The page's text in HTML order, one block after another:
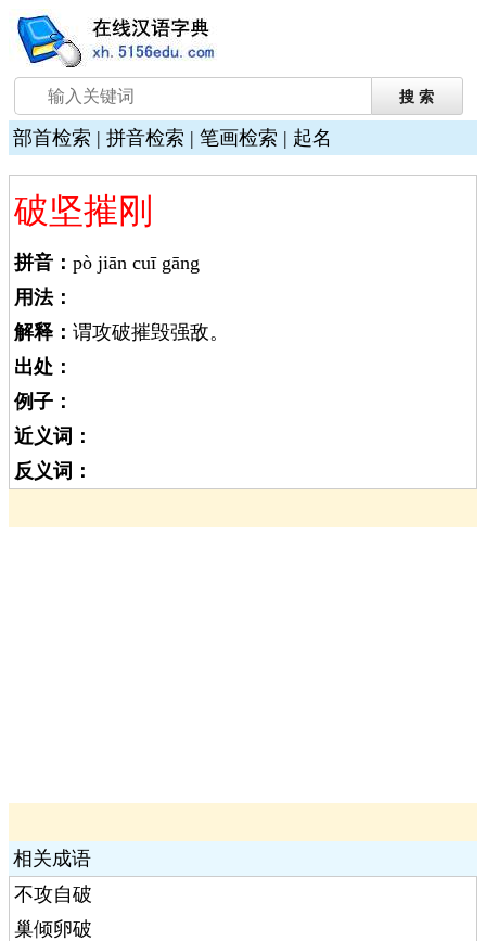
部首检索 | 拼音检索 | 笔画检索 | 起名
破坚摧刚
拼音： pò jiān cuī gāng
用法：
解释： 谓攻破摧毁强敌。
出处：
例子：
近义词：
反义词：
相关成语
不攻自破
巢倾卵破